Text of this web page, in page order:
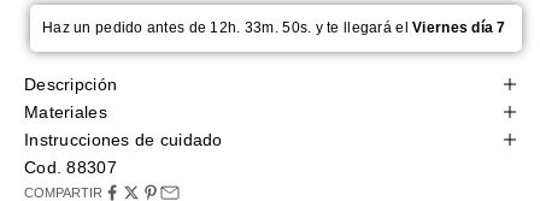
Haz un pedido antes de 12h. 33m. 50s. y te llegará elViernes día 7
Descripción
Materiales
Instrucciones de cuidado
Cod. 88307
COMPARTIR